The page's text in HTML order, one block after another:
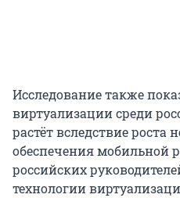
Исследование также
виртуализации среди
растёт вследствие роста
обеспечения мобильной
российских
технологии